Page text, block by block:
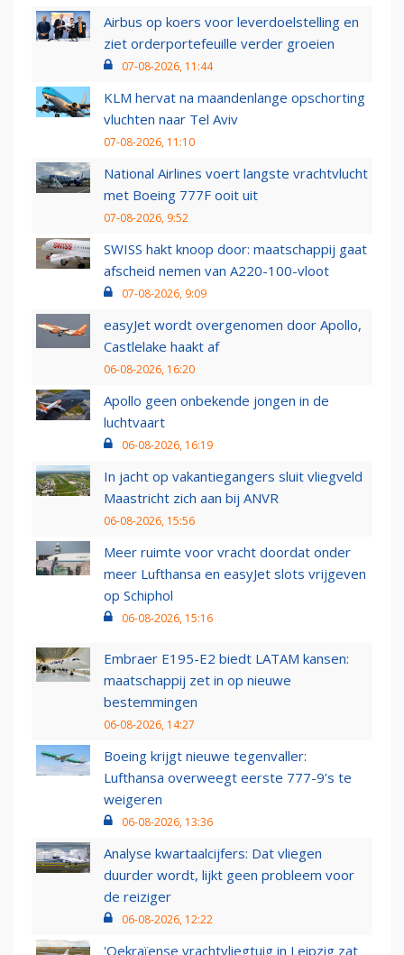
Airbus op koers voor leverdoelstelling en
ziet orderportefeuille verder groeien
07-08-2026, 11:44
KLM hervat na maandenlange opschorting
vluchten naar Tel Aviv
07-08-2026, 11:10
National Airlines voert langste vrachtvlucht
met Boeing 777F ooit uit
07-08-2026, 9:52
SWISS hakt knoop door: maatschappij gaat
afscheid nemen van A220-100-vloot
07-08-2026, 9:09
easyJet wordt overgenomen door Apollo,
Castlelake haakt af
06-08-2026, 16:20
Apollo geen onbekende jongen in de
luchtvaart
06-08-2026, 16:19
In jacht op vakantiegangers sluit vliegveld
Maastricht zich aan bij ANVR
06-08-2026, 15:56
Meer ruimte voor vracht doordat onder
meer Lufthansa en easyJet slots vrijgeven
op Schiphol
06-08-2026, 15:16
Embraer E195-E2 biedt LATAM kansen:
maatschappij zet in op nieuwe
bestemmingen
06-08-2026, 14:27
Boeing krijgt nieuwe tegenvaller:
Lufthansa overweegt eerste 777-9’s te
weigeren
06-08-2026, 13:36
Analyse kwartaalcijfers: Dat vliegen
duurder wordt, lijkt geen probleem voor
de reiziger
06-08-2026, 12:22
'Oekraïense vrachtvliegtuig in Leipzig zat